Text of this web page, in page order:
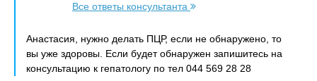
Все ответы консультанта
Анастасия, нужно делать ПЦР, если не обнаружено, то
вы уже здоровы. Если будет обнаружен запишитесь на
консультацию к гепатологу по тел 044 569 28 28